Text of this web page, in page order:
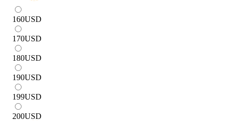
160USD
170USD
180USD
190USD
199USD
200USD